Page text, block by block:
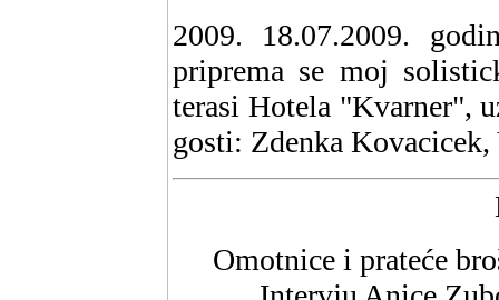
2009. 18.07.2009.
priprema se moj
terasi Hotela "Kvarner",
gosti: Zdenka
Omotnice i prateće